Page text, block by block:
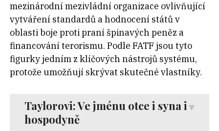
mezinárodní mezivládní organizace ovlivňující
vytváření standardů a hodnocení států v
oblasti boje proti praní špinavých peněz a
financování terorismu. Podle FATF jsou tyto
figurky jedním z klíčových nástrojů systému,
protože umožňují skrývat skutečné vlastníky.
Taylorovi: Ve jménu otce i syna i
hospodyně